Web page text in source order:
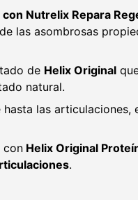
Nutrelix Repara
las asombrosas
de Helix Original
natural.
las articulaciones,
con Helix Original
.